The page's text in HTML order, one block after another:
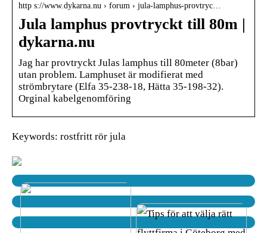
http s://www.dykarna.nu › forum › jula-lamphus-provtryc…
Jula lamphus provtryckt till 80m |
dykarna.nu
Jag har provtryckt Julas lamphus till 80meter (8bar)
utan problem. Lamphuset är modifierat med
strömbrytare (Elfa 35-238-18, Hätta 35-198-32).
Orginal kabelgenomföring
Keywords: rostfritt rör jula